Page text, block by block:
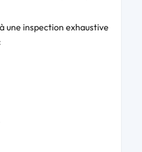
une inspection exhaustive